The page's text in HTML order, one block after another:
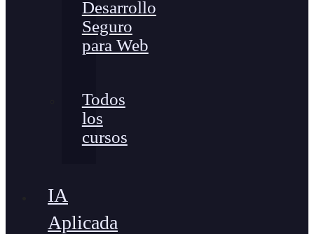
Desarrollo
Seguro
para Web
Todos
los
cursos
IA
Aplicada